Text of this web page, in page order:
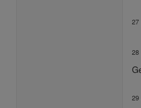
27
28
29